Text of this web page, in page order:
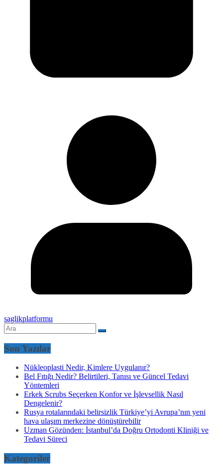
saglikplatformu
Son Yazılar
Nükleoplasti Nedir, Kimlere Uygulanır?
Bel Fıtığı Nedir? Belirtileri, Tanısı ve Güncel Tedavi
Yöntemleri
Erkek Scrubs Seçerken Konfor ve İşlevsellik Nasıl
Dengelenir?
Rusya rotalarındaki belirsizlik Türkiye’yi Avrupa’nın yeni
hava ulaşım merkezine dönüştürebilir
Uzman Gözünden: İstanbul’da Doğru Ortodonti Kliniği ve
Tedavi Süreci
Kategoriler